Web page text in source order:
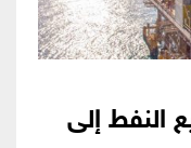
النفط إلى